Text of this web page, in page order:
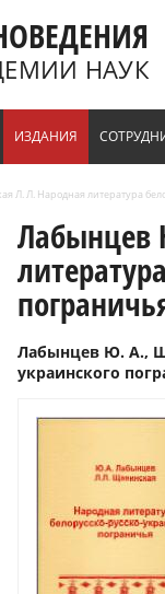
НАУК
ИЗДАНИЯ
Л. Л. Народная литература
Лабынцев
Лабынцев Ю. А.,
украинского